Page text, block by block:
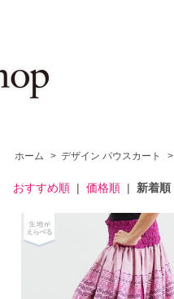
ホーム > デザイン パウスカート >
おすすめ順| 価格順| 新着順